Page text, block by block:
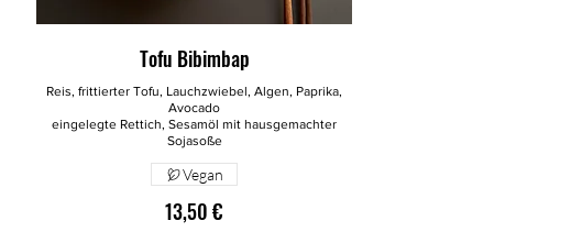
Tofu Bibimbap
Reis, frittierter Tofu, Lauchzwiebel, Algen, Paprika,
Avocado
eingelegte Rettich, Sesamöl mit hausgemachter
Sojasoße
13,50 €
Vegan